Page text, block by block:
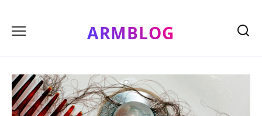
content
ARMBLOG